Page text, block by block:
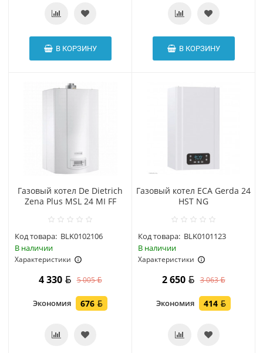
В КОРЗИНУ В КОРЗИНУ
Газовый котел De Dietrich
Zena Plus MSL 24 MI FF
Код товара: BLK0102106
В наличии
Характеристики
4 330 5 005
Экономия 676
Газовый котел ECA Gerda 24
HST NG
Код товара: BLK0101123
В наличии
Характеристики
2 650 3 063
Экономия 414